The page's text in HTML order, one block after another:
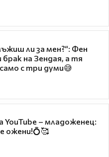
ли за мен?“: Фен
на Зендая, а тя
с три думи😅
YouTube – младоженец:
ожени!💍🥰